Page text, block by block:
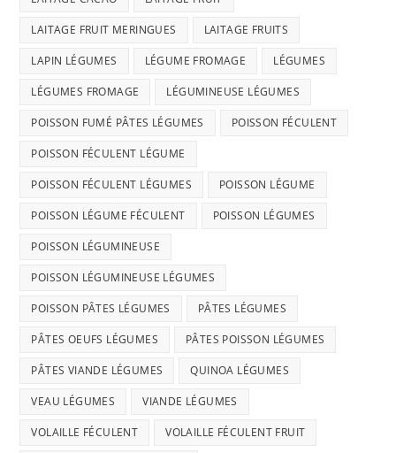
LAITAGE FRUIT MERINGUES LAITAGE FRUITS
LAPIN LÉGUMES LÉGUME FROMAGE LÉGUMES
LÉGUMES FROMAGE LÉGUMINEUSE LÉGUMES
POISSON FUMÉ PÂTES LÉGUMES POISSON FÉCULENT
POISSON FÉCULENT LÉGUME
POISSON FÉCULENT LÉGUMES POISSON LÉGUME
POISSON LÉGUME FÉCULENT POISSON LÉGUMES
POISSON LÉGUMINEUSE
POISSON LÉGUMINEUSE LÉGUMES
POISSON PÂTES LÉGUMES PÂTES LÉGUMES
PÂTES OEUFS LÉGUMES PÂTES POISSON LÉGUMES
PÂTES VIANDE LÉGUMES QUINOA LÉGUMES
VEAU LÉGUMES VIANDE LÉGUMES
VOLAILLE FÉCULENT VOLAILLE FÉCULENT FRUIT